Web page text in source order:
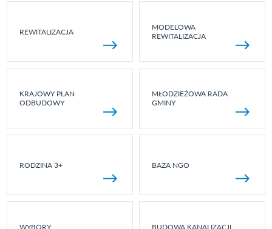
REWITALIZACJA
MODELOWA
REWITALIZACJA
KRAJOWY PLAN
ODBUDOWY
MŁODZIEŻOWA RADA
GMINY
RODZINA 3+ BAZA NGO
WYBORY
BUDOWA KANALIZACJI